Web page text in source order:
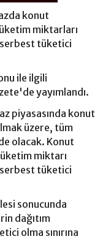
konut
miktarları
tüketici
ile ilgili
yayımlandı.
piyasasında konut
üzere, tüm
olacak. Konut
miktarı
tüketici
sonucunda
dağıtım
olma sınırına